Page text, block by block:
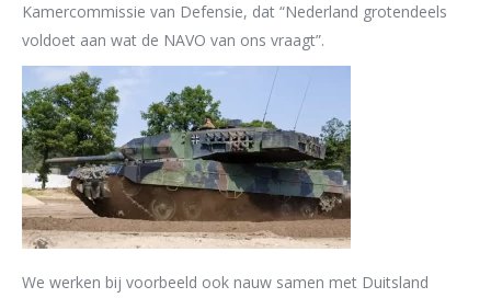
Kamercommissie van Defensie, dat “Nederland grotendeels
voldoet aan wat de NAVO van ons vraagt”.
We werken bij voorbeeld ook nauw samen met Duitsland